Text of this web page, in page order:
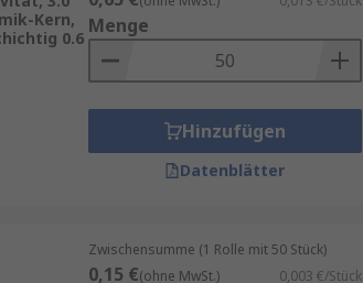
Kern,
0.6
Menge
Hinzufügen
Datenblätter
Zwischensumme (1 Rolle mit 50 Stück)
0,15 €(ohne MwSt.) 0,003 €/Stück